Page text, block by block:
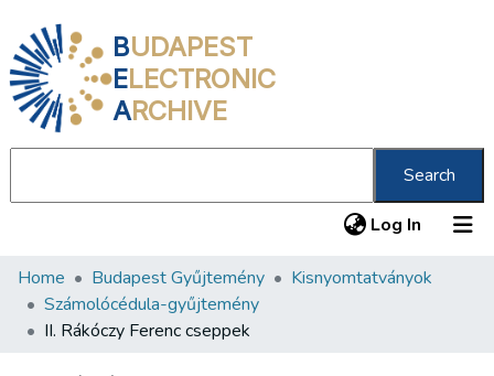
BUDAPEST
ELECTRONIC
ARCHIVE
Search
Log In (current)
Communities & Collections
All of DSpace
Home Budapest Gyűjtemény
Kisnyomtatványok
Számolócédula-gyűjtemény
II. Rákóczy Ferenc cseppek